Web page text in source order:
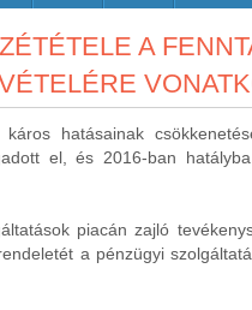
A
hatásainak
el, és 2016-ban
piacán zajló
a pénzügyi